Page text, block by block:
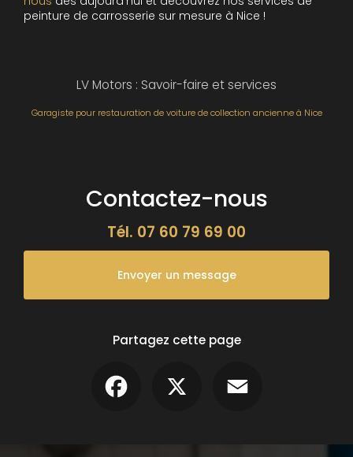
peinture de carrosserie sur mesure à Nice !
LV Motors : Savoir-faire et services
Garagiste pour restauration de voiture de collection ancienne à Nice
Contactez-nous
Tél. 07 60 79 69 00
Envoyer un message
Partagez cette page